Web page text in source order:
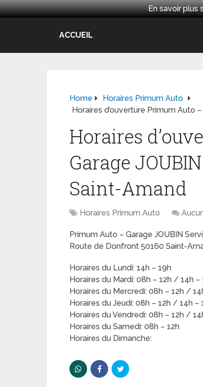
En savoir plus
ACCUEIL
Home
Horaires Primum Auto
Horaires d’ouverture Primum Auto
Horaires
Garage
Saint-Amand
Horaires Primum Auto
Primum Auto – Garage JOUBIN
Route de Donfront 50160 Saint-
Horaires du Lundi: 14h – 19h
Horaires du Mardi: 08h – 12h / 14h –
Horaires du Mercredi: 08h – 12h /
Horaires du Jeudi: 08h – 12h / 14h –
Horaires du Vendredi: 08h – 12h /
Horaires du Samedi: 08h – 12h
Horaires du Dimanche: